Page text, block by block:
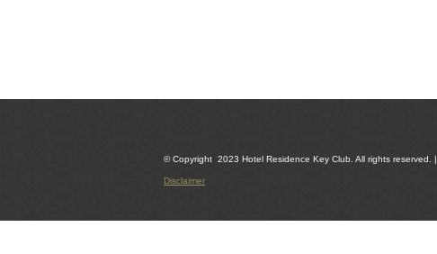
© Copyright 2023 Hotel Residence Key Club. All rights reserved. |
Disclaimer